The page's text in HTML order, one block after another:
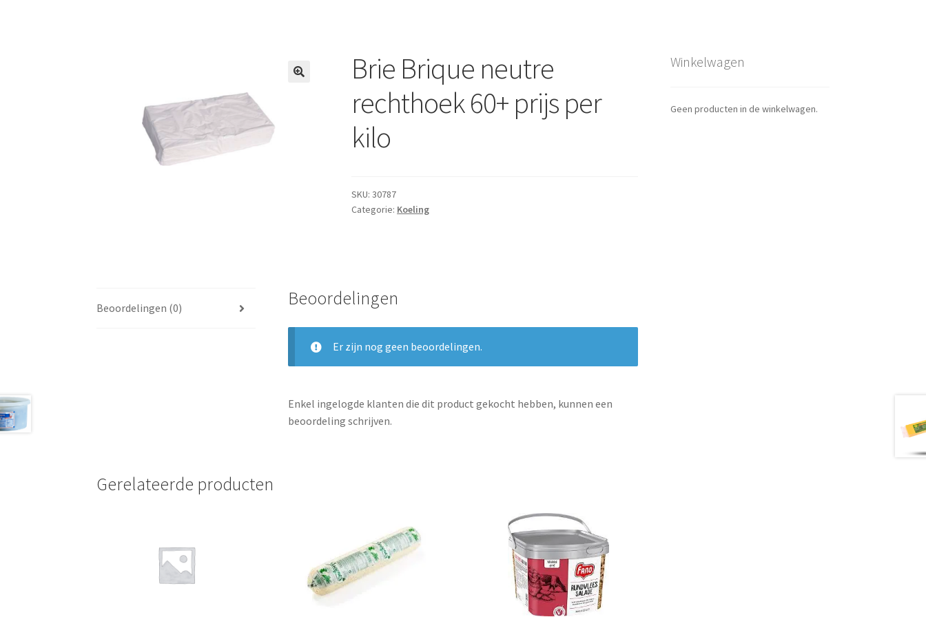
Brie Brique neutre
rechthoek 60+ prijs per
kilo
SKU:30787
Categorie: Koeling
Beoordelingen (0) Beoordelingen
Er zijn nog geen beoordelingen.
Enkel ingelogde klanten die dit product gekocht hebben, kunnen een
beoordeling schrijven.
Gerelateerde producten
Winkelwagen
Geen producten in de winkelwagen.